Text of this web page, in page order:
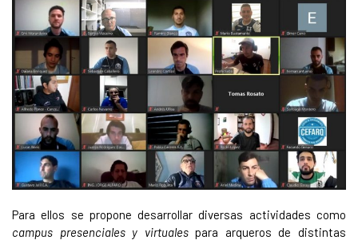
Para ellos se propone desarrollar diversas actividades como
campus presenciales y virtualespara arqueros de distintas